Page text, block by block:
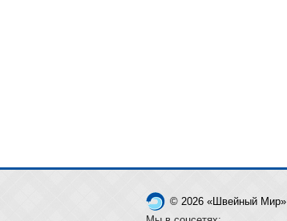
© 2026 «Швейный Мир»